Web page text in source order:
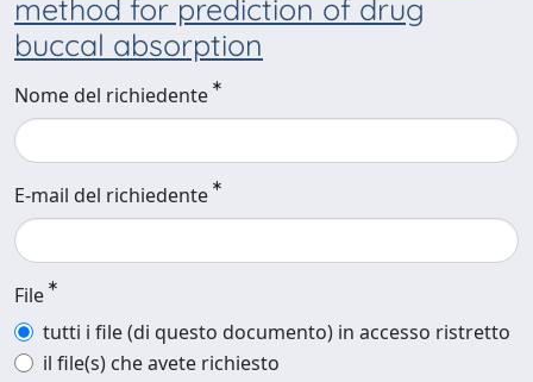
method for prediction of drug
buccal absorption
Nome del richiedente
E-mail del richiedente
File
tutti i file (di questo documento) in accesso ristretto
il file(s) che avete richiesto